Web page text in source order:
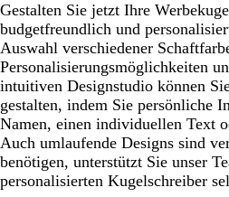
Gestalten Sie jetzt Ihre
budgetfreundlich und
Auswahl verschiedener
Personalisierungsmöglichkeiten
intuitiven Designstudio können
gestalten, indem Sie persönliche
Namen, einen individuellen Text
Auch umlaufende Designs sind
benötigen, unterstützt Sie unser
personalisierten Kugelschreiber